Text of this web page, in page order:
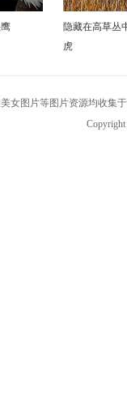
隐藏在高草丛
虎
女图片等图片资源均收集